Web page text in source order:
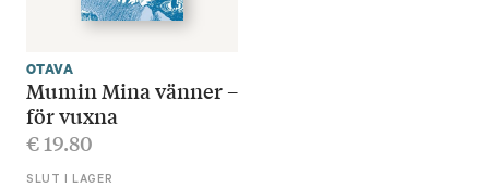
OTAVA
Mumin Mina vänner –
för vuxna
€19.80
SLUT I LAGER